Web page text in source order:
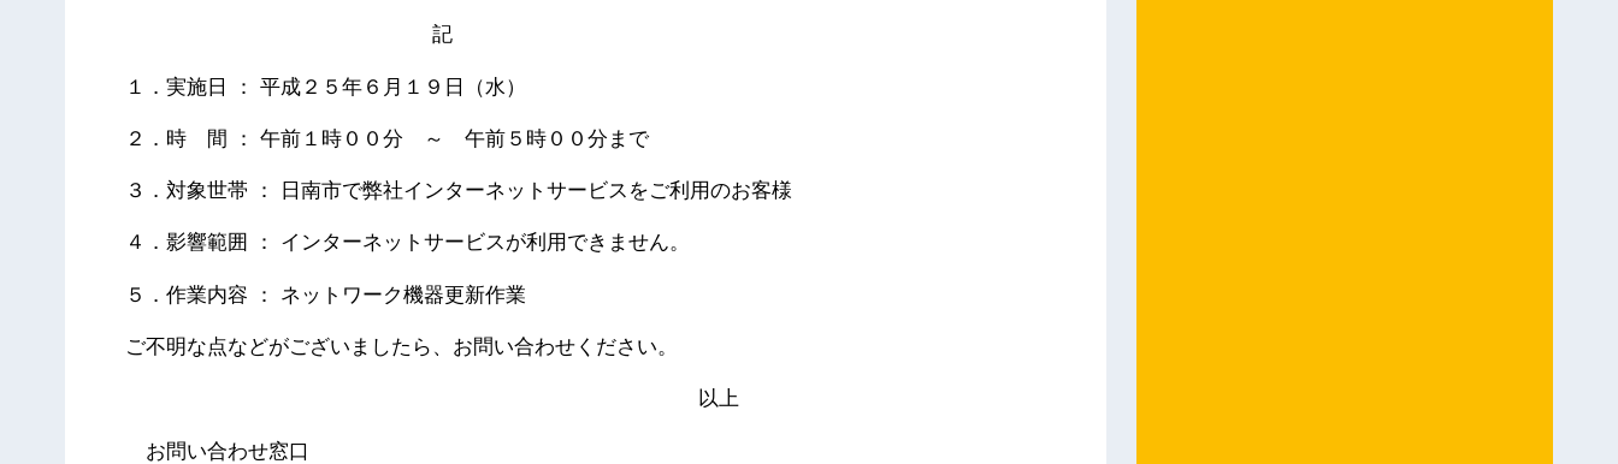
記
１．実施日 ： 平成２５年６月１９日（水）
２．時 間 ： 午前１時００分 ～ 午前５時００分まで
３．対象世帯 ： 日南市で弊社インターネットサービスをご利用のお客様
４．影響範囲 ： インターネットサービスが利用できません。
５．作業内容 ： ネットワーク機器更新作業
ご不明な点などがございましたら、お問い合わせください。
以上
お問い合わせ窓口